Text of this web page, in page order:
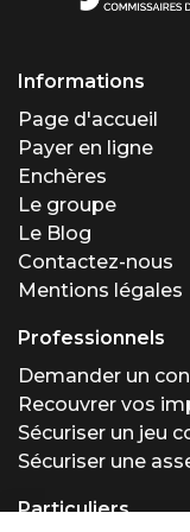
Informations
Page d'accueil
Payer en ligne
Enchères
Le groupe
Le Blog
Contactez-nous
Mentions légales
Professionnels
Demander un
Recouvrer vos
Sécuriser un jeu
Sécuriser une
Particuliers